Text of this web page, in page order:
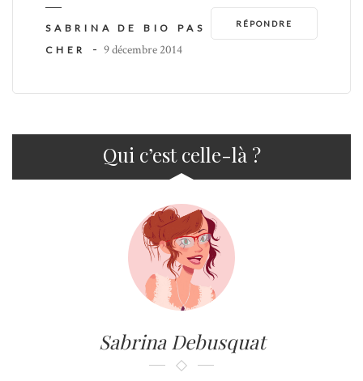
RÉPONDRE
SABRINA DE BIO PAS
CHER
- 9 décembre 2014
Qui c’est celle-là ?
Sabrina Debusquat